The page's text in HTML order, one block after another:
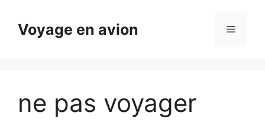
contenuVoyage en avion Menu
ne pas voyager